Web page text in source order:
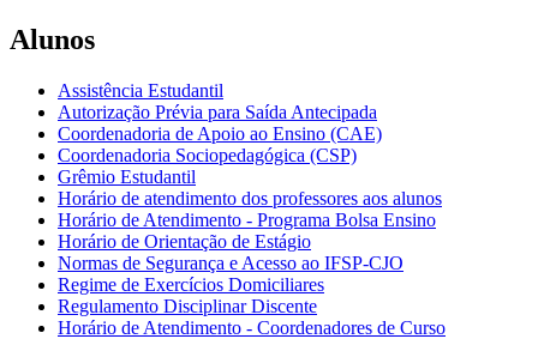
Alunos
Assistência Estudantil
Autorização Prévia para Saída Antecipada
Coordenadoria de Apoio ao Ensino (CAE)
Coordenadoria Sociopedagógica (CSP)
Grêmio Estudantil
Horário de atendimento dos professores aos alunos
Horário de Atendimento - Programa Bolsa Ensino
Horário de Orientação de Estágio
Normas de Segurança e Acesso ao IFSP-CJO
Regime de Exercícios Domiciliares
Regulamento Disciplinar Discente
Horário de Atendimento - Coordenadores de Curso